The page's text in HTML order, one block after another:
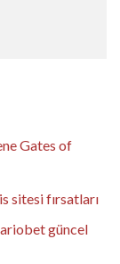
Gates of
sitesi fırsatları
güncel